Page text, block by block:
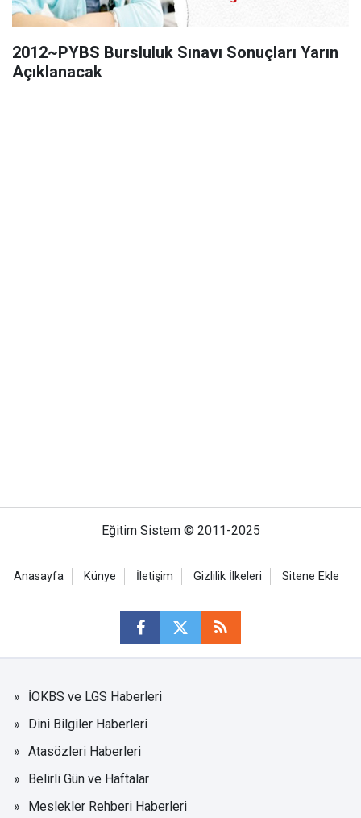
2012~PYBS Bursluluk Sınavı Sonuçları Yarın
Açıklanacak
Eğitim Sistem © 2011-2025
Anasayfa Künye İletişim Gizlilik İlkeleri Sitene Ekle
İOKBS ve LGS Haberleri
Dini Bilgiler Haberleri
Atasözleri Haberleri
Belirli Gün ve Haftalar
Meslekler Rehberi Haberleri